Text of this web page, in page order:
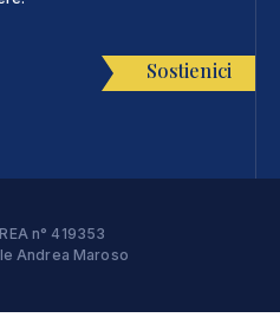
Sostienici
n° 419353
Andrea Maroso